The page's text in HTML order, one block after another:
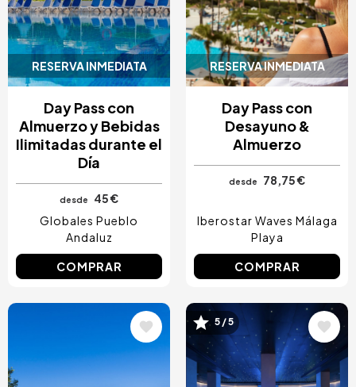
RESERVA INMEDIATA
Day Pass con
Almuerzo y Bebidas
Ilimitadas durante el
Día
desde
45 €
Globales Pueblo
Andaluz
COMPRAR
RESERVA INMEDIATA
Day Pass con
Desayuno &
Almuerzo
desde 78,75 €
Iberostar Waves Málaga
Playa
COMPRAR
Image
5 / 5